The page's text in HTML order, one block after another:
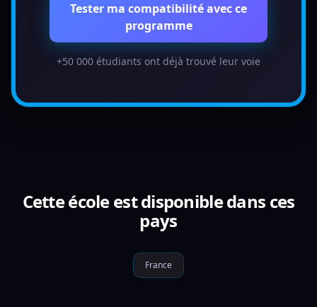
Tester ma compatibilité avec ce
programme
+50 000 étudiants ont déjà trouvé leur voie
Cette école est disponible dans ces
pays
France